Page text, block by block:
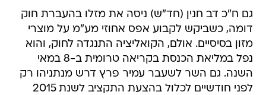
גם ח"כ דב חנין (חד"ש) ניסה את מזלו בהעברת חוק
דומה, כשביקש לקבוע אפס אחוזי מע"מ על מוצרי
מזון בסיסיים. אולם, הקואליציה התנגדה לחוק, והוא
נפל במליאת הכנסת בקריאה טרומית ב-8 במאי
השנה. גם השר לשעבר עמיר פרץ דרש מנתניהו רק
לפני חודשיים לכלול בהצעת התקציב לשנת 2015